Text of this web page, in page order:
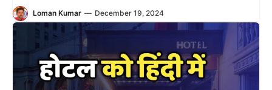
Loman Kumar — December 19, 2024